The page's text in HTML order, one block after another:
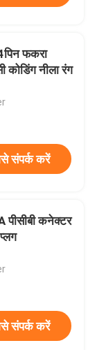
फकरा
नीला रंग
संपर्क करें
पीसीबी कनेक्टर
संपर्क करें